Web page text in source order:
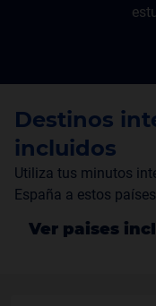
Destinos
incluidos
Utiliza tus minutos
España a estos
Ver paises